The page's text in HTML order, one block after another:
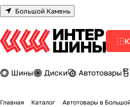
Большой Камень
Шины Диски Автотовары
Главная Каталог Автотовары в